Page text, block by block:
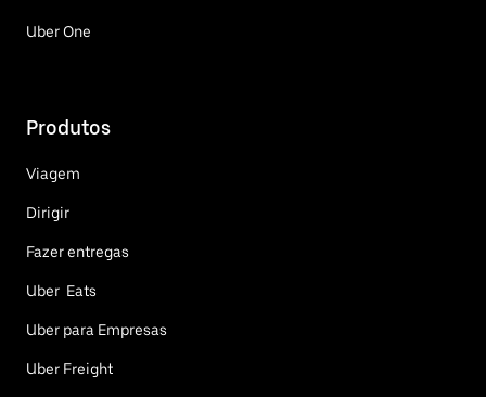
Uber One
Produtos
Viagem
Dirigir
Fazer entregas
Uber Eats
Uber para Empresas
Uber Freight